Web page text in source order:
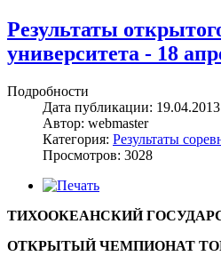
Результаты
университета - 18
Подробности
Дата публикации:
Автор: webmaster
Категория: Результаты
Просмотров: 3028
ТИХООКЕАНСКИЙ
ОТКРЫТЫЙ ЧЕМПИОНАТ